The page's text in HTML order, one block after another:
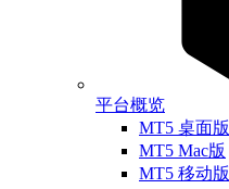
平台概览
MT5 桌面版
MT5 Mac版
MT5 移动版